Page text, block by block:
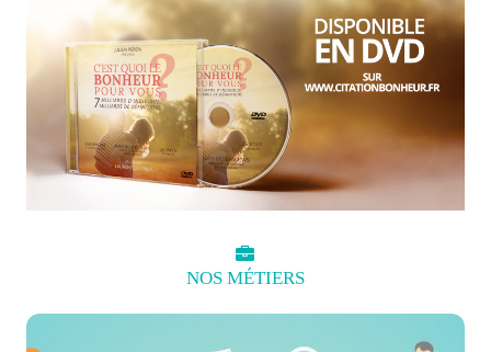
NOS MÉTIERS